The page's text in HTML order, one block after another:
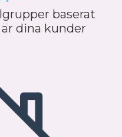
baserat
dina kunder